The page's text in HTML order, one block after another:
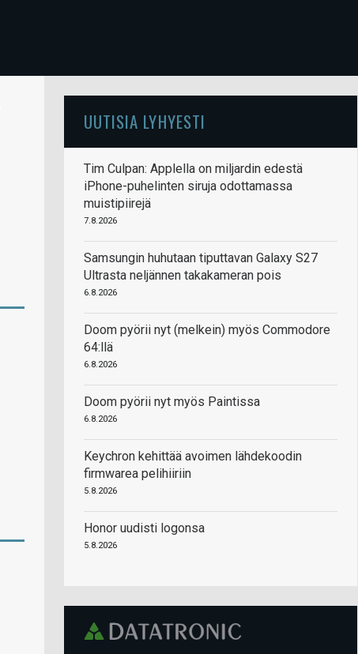
UUTISIA LYHYESTI
Tim Culpan: Applella on miljardin edestä
iPhone-puhelinten siruja odottamassa
muistipiirejä
7.8.2026
Samsungin huhutaan tiputtavan Galaxy S27
Ultrasta neljännen takakameran pois
6.8.2026
Doom pyörii nyt (melkein) myös Commodore
64:llä
6.8.2026
Doom pyörii nyt myös Paintissa
6.8.2026
Keychron kehittää avoimen lähdekoodin
firmwarea pelihiiriin
5.8.2026
Honor uudisti logonsa
5.8.2026